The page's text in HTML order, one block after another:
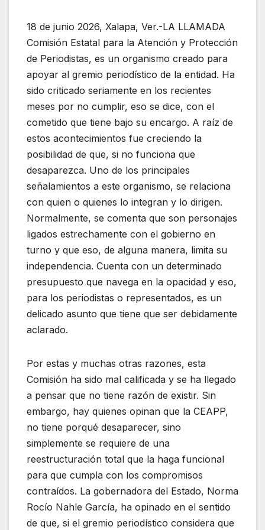
18 de junio 2026, Xalapa, Ver.-LA LLAMADA
Comisión Estatal para la Atención y Protección
de Periodistas, es un organismo creado para
apoyar al gremio periodístico de la entidad. Ha
sido criticado seriamente en los recientes
meses por no cumplir, eso se dice, con el
cometido que tiene bajo su encargo. A raíz de
estos acontecimientos fue creciendo la
posibilidad de que, si no funciona que
desaparezca. Uno de los principales
señalamientos a este organismo, se relaciona
con quien o quienes lo integran y lo dirigen.
Normalmente, se comenta que son personajes
ligados estrechamente con el gobierno en
turno y que eso, de alguna manera, limita su
independencia. Cuenta con un determinado
presupuesto que navega en la opacidad y eso,
para los periodistas o representados, es un
delicado asunto que tiene que ser debidamente
aclarado.
Por estas y muchas otras razones, esta
Comisión ha sido mal calificada y se ha llegado
a pensar que no tiene razón de existir. Sin
embargo, hay quienes opinan que la CEAPP,
no tiene porqué desaparecer, sino
simplemente se requiere de una
reestructuración total que la haga funcional
para que cumpla con los compromisos
contraídos. La gobernadora del Estado, Norma
Rocío Nahle García, ha opinado en el sentido
de que, si el gremio periodístico considera que